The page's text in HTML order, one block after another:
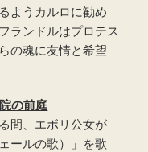
ようカルロに勧め
ランドルはプロテス
の魂に友情と希望
の前庭
間、エボリ公女が
ールの歌）」を歌